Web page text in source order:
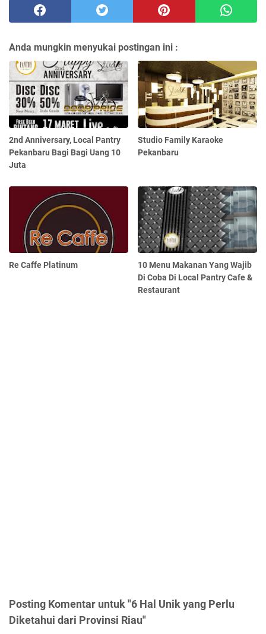
Anda mungkin menyukai postingan ini :
2nd Anniversary, Local Pantry
Pekanbaru Bagi Bagi Uang 10
Juta
Studio Family Karaoke
Pekanbaru
Re Caffe Platinum
10 Menu Makanan Yang Wajib
Di Coba Di Local Pantry Cafe &
Restaurant
Posting Komentar untuk "6 Hal Unik yang Perlu
Diketahui dari Provinsi Riau"